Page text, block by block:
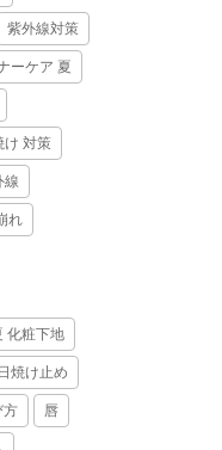
紫外線対策
ーケア 夏
け 対策
線
れ
化粧下地
焼け止め
方 唇